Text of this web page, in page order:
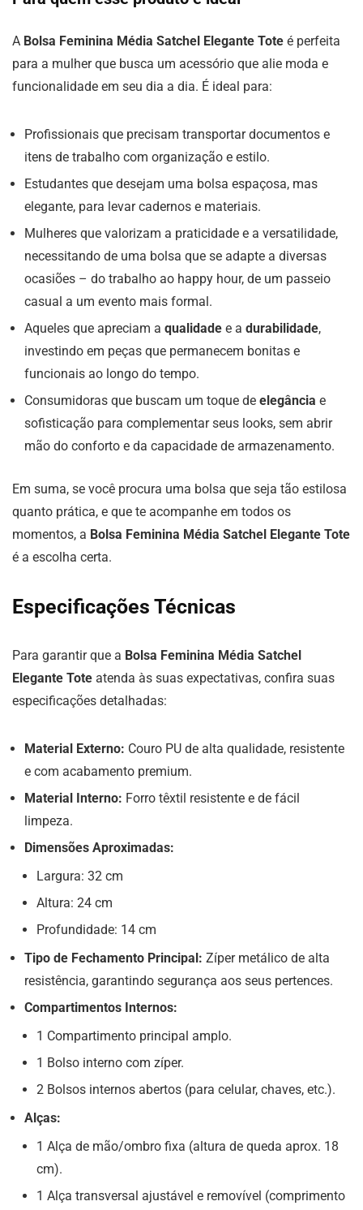
A Bolsa Feminina Média Satchel Elegante Tote é perfeita
para a mulher que busca um acessório que alie moda e
funcionalidade em seu dia a dia. É ideal para:
Profissionais que precisam transportar documentos e
itens de trabalho com organização e estilo.
Estudantes que desejam uma bolsa espaçosa, mas
elegante, para levar cadernos e materiais.
Mulheres que valorizam a praticidade e a versatilidade,
necessitando de uma bolsa que se adapte a diversas
ocasiões – do trabalho ao happy hour, de um passeio
casual a um evento mais formal.
Aqueles que apreciam a qualidade e a durabilidade,
investindo em peças que permanecem bonitas e
funcionais ao longo do tempo.
Consumidoras que buscam um toque de elegância e
sofisticação para complementar seus looks, sem abrir
mão do conforto e da capacidade de armazenamento.
Em suma, se você procura uma bolsa que seja tão estilosa
quanto prática, e que te acompanhe em todos os
momentos, a Bolsa Feminina Média Satchel Elegante Tote
é a escolha certa.
Especificações Técnicas
Para garantir que a Bolsa Feminina Média Satchel
Elegante Tote atenda às suas expectativas, confira suas
especificações detalhadas:
Material Externo: Couro PU de alta qualidade, resistente
e com acabamento premium.
Material Interno: Forro têxtil resistente e de fácil
limpeza.
Dimensões Aproximadas:
Largura: 32 cm
Altura: 24 cm
Profundidade: 14 cm
Tipo de Fechamento Principal: Zíper metálico de alta
resistência, garantindo segurança aos seus pertences.
Compartimentos Internos:
1 Compartimento principal amplo.
1 Bolso interno com zíper.
2 Bolsos internos abertos (para celular, chaves, etc.).
Alças:
1 Alça de mão/ombro fixa (altura de queda aprox. 18
cm).
1 Alça transversal ajustável e removível (comprimento